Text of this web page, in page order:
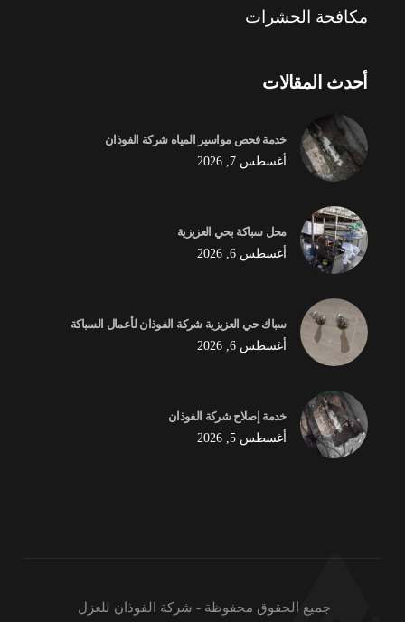
مكافحة الحشرات
أحدث المقالات
خدمة فحص مواسير المياه شركة الفوذان
أغسطس 7, 2026
محل سباكة بحي العزيزية
أغسطس 6, 2026
سباك حي العزيزية شركة الفوذان لأعمال السباكة
أغسطس 6, 2026
خدمة إصلاح شركة الفوذان
أغسطس 5, 2026
جميع الحقوق محفوظة - شركة الفوذان للعزل